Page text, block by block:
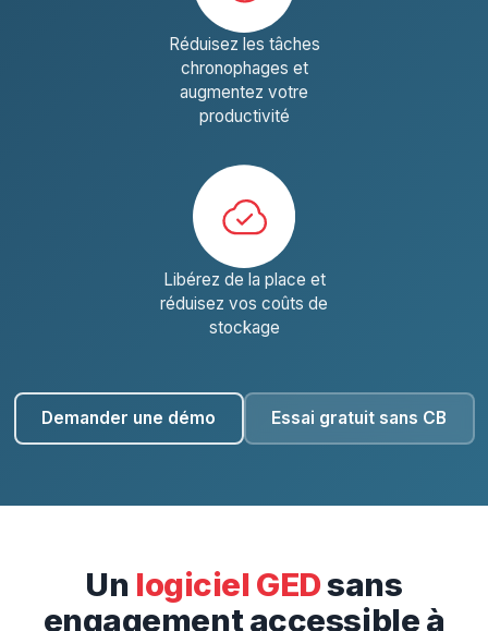
Réduisez les tâches
chronophages et
augmentez votre
productivité
Libérez de la place et
réduisez vos coûts de
stockage
Demander une démo Essai gratuit sans CB
Un logiciel GEDsans
engagement accessible à